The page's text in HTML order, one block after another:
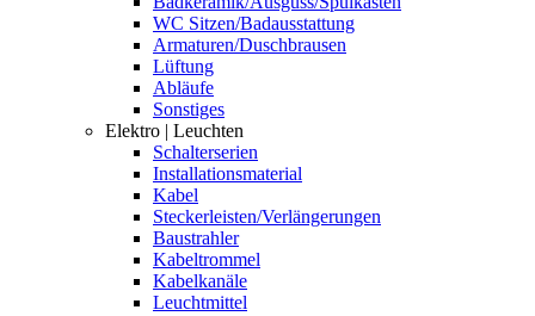
WC Sitzen/Badausstattung
Armaturen/Duschbrausen
Lüftung
Abläufe
Sonstiges
Elektro | Leuchten
Schalterserien
Installationsmaterial
Kabel
Steckerleisten/Verlängerungen
Baustrahler
Kabeltrommel
Kabelkanäle
Leuchtmittel